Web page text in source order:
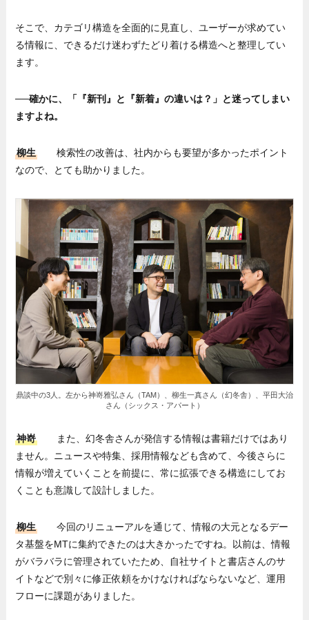
そこで、カテゴリ構造を全面的に見直し、ユーザーが求めてい
る情報に、できるだけ迷わずたどり着ける構造へと整理してい
ます。
──確かに、「『新刊』と『新着』の違いは？」と迷ってしまい
ますよね。
柳生
検索性の改善は、社内からも要望が多かったポイント
なので、とても助かりました。
鼎談中の3人。左から神嵜雅弘さん（TAM）、柳生一真さん（幻冬舎）、平田大治
さん（シックス・アパート）
神嵜
また、幻冬舎さんが発信する情報は書籍だけではあり
ません。ニュースや特集、採用情報なども含めて、今後さらに
情報が増えていくことを前提に、常に拡張できる構造にしてお
くことも意識して設計しました。
柳生
今回のリニューアルを通じて、情報の大元となるデー
タ基盤をMTに集約できたのは大きかったですね。以前は、情報
がバラバラに管理されていたため、自社サイトと書店さんのサ
イトなどで別々に修正依頼をかけなければならないなど、運用
フローに課題がありました。